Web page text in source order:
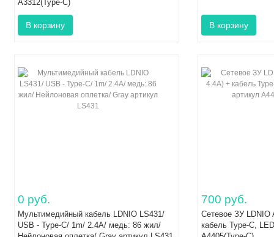
A3312(Type-C)
0 руб.
Мультимедийный кабель LDNIO LS431/
USB - Type-C/ 1m/ 2.4A/ медь: 86 жил/
700 руб.
Сетевое ЗУ LDNIO
кабель Type-C,